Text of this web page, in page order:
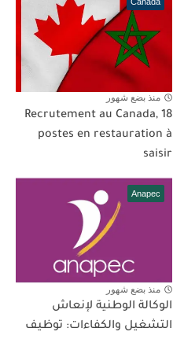
منذ بضع شهور
Recrutement au Canada, 18
postes en restauration à
saisir
Anapec
منذ بضع شهور
الوكالة الوطنية لإنعاش
التشغيل والكفاءات: توظيف